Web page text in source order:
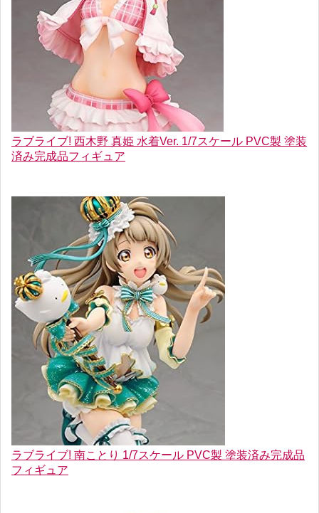
ラブライブ! 西木野 真姫 水着Ver. 1/7スケール PVC製 塗装
済み完成品フィギュア
ラブライブ! 南ことり 1/7スケール PVC製 塗装済み完成品
フィギュア